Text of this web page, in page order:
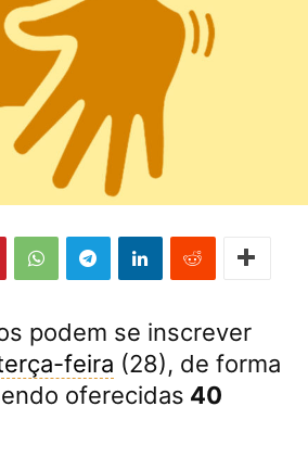
podem se inscrever
feira (28), de forma
oferecidas 40